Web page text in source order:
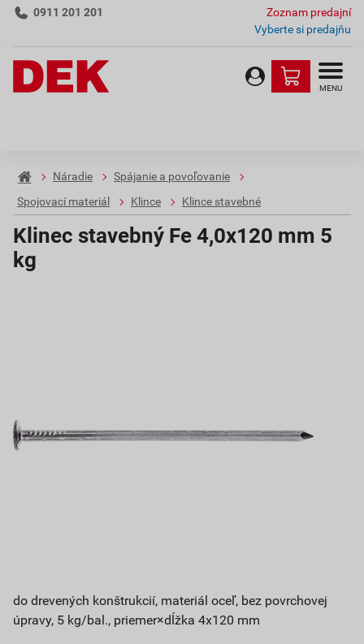
0911 201 201
Zoznam predajní
Vyberte si predajňu
MENU
Náradie
Spájanie a povoľovanie
Spojovací materiál
Klince Klince stavebné
Klinec stavebný Fe 4,0x120 mm 5
kg
do drevených konštrukcií, materiál oceľ, bez povrchovej
úpravy, 5 kg/bal., priemer×dĺžka 4x120 mm